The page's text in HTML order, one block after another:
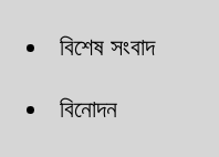
বিশেষ সংবাদ
বিনোদন